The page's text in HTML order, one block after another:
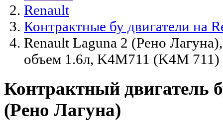
Renault
Контрактные бу двигатели на
Renault Laguna 2 (Рено
объем 1.6л, K4M711 (K4M 711)
Контрактный двигатель
(Рено Лагуна)